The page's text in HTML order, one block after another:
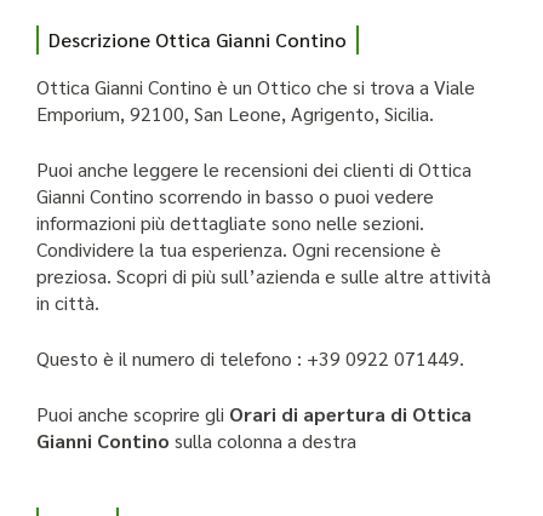
Descrizione Ottica Gianni Contino
Ottica Gianni Contino è un Ottico che si trova a Viale
Emporium, 92100, San Leone, Agrigento, Sicilia.
Puoi anche leggere le recensioni dei clienti di Ottica
Gianni Contino scorrendo in basso o puoi vedere
informazioni più dettagliate sono nelle sezioni.
Condividere la tua esperienza. Ogni recensione è
preziosa. Scopri di più sull’azienda e sulle altre attività
in città.
Questo è il numero di telefono : +39 0922 071449.
Puoi anche scoprire gli Orari di apertura di Ottica
Gianni Contino sulla colonna a destra